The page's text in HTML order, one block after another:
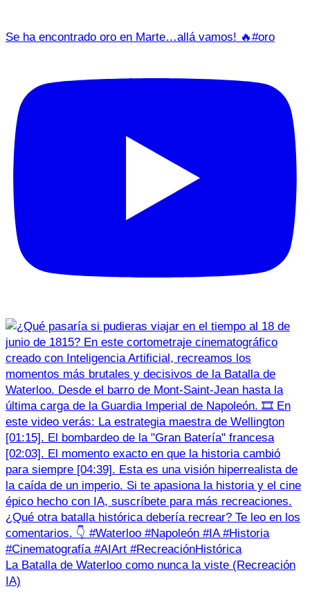
Se ha encontrado oro en Marte…allá vamos! 🔥#oro
La Batalla de Waterloo como nunca la viste (Recreación
IA)